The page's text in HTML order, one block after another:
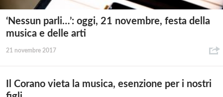
‘Nessun parli…’: oggi, 21 novembre, festa della
musica e delle arti
21 novembre 2017
Il Corano vieta la musica, esenzione per i nostri